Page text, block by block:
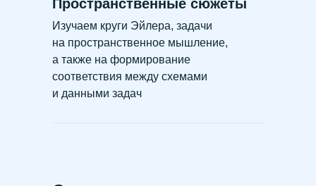
Изучаем круги Эйлера, задачи
на пространственное мышление,
а также на формирование
соответствия между схемами
и данными задач
Пространственные сюжеты